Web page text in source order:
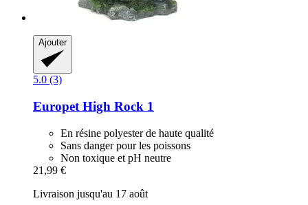
Ajouter
5.0 (3)
Europet High Rock 1
En résine polyester de haute qualité
Sans danger pour les poissons
Non toxique et pH neutre
21,99 €
Livraison jusqu'au 17 août